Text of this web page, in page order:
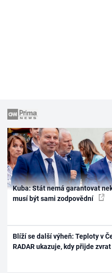
Kuba: Stát nemá garantovat
musí být sami zodpovědní
Blíží se další výheň: Teploty v
RADAR ukazuje, kdy přijde zvrat